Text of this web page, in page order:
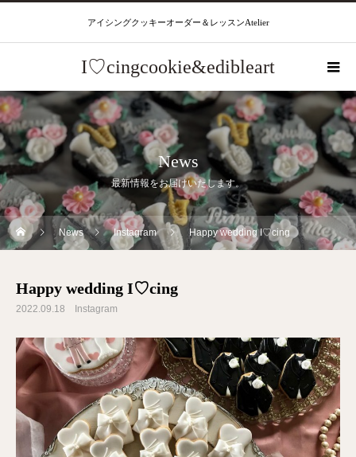
アイシングクッキーオーダー＆レッスンAtelier
I♡cingcookie&edibleart
News
最新情報をお届けいたします。
News Instagram Happy wedding I♡cing
Happy wedding I♡cing
2022.09.18 Instagram